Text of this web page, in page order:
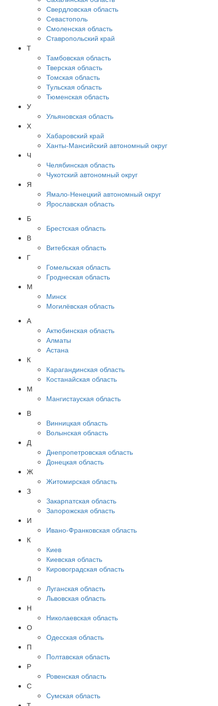
Свердловская область
Севастополь
Смоленская область
Ставропольский край
Т
Тамбовская область
Тверская область
Томская область
Тульская область
Тюменская область
У
Ульяновская область
Х
Хабаровский край
Ханты-Мансийский автономный округ
Ч
Челябинская область
Чукотский автономный округ
Я
Ямало-Ненецкий автономный округ
Ярославская область
Б
Брестская область
В
Витебская область
Г
Гомельская область
Гроднеская область
М
Минск
Могилёвская область
А
Актюбинская область
Алматы
Астана
К
Карагандинская область
Костанайская область
М
Мангистауская область
В
Винницкая область
Волынская область
Д
Днепропетровская область
Донецкая область
Ж
Житомирская область
З
Закарпатская область
Запорожская область
И
Ивано-Франковская область
К
Киев
Киевская область
Кировоградская область
Л
Луганская область
Львовская область
Н
Николаевская область
О
Одесская область
П
Полтавская область
Р
Ровенская область
С
Сумская область